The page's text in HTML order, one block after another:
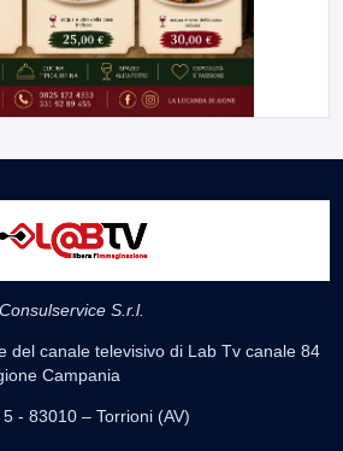
S.r.l.
del canale televisivo di Lab Tv canale 84
Campania
- 83010 – Torrioni (AV)